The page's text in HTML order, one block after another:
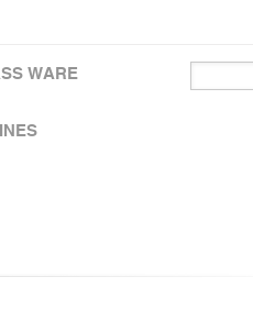
WARE